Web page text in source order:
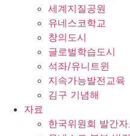
세계지질공원
유네스코학교
창의도시
글로벌학습도시
석좌/유니트윈
지속가능발전교육
김구 기념해
자료
한국위원회 발간자